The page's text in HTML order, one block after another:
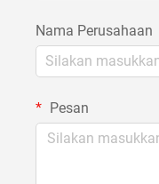
Nama Perusahaan
Pesan